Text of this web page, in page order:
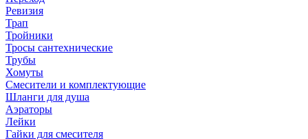
Ревизия
Трап
Тройники
Тросы сантехнические
Трубы
Хомуты
Смесители и комплектующие
Шланги для душа
Аэраторы
Лейки
Гайки для смесителя